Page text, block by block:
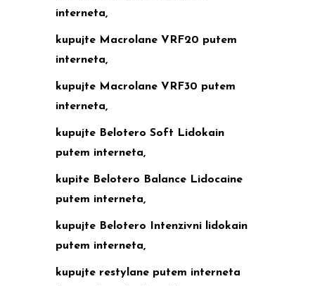
interneta,
kupujte Macrolane VRF20 putem
interneta,
kupujte Macrolane VRF30 putem
interneta,
kupujte Belotero Soft Lidokain
putem interneta,
kupite Belotero Balance Lidocaine
putem interneta,
kupujte Belotero Intenzivni lidokain
putem interneta,
kupujte restylane putem interneta